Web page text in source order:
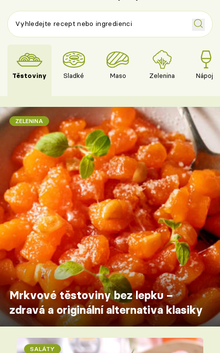
Těstoviny Sladké Maso Zelenina Nápoje
ZELENINA
Mrkvové těstoviny bez lepku –
zdravá a originální alternativa klasiky
SALÁTY